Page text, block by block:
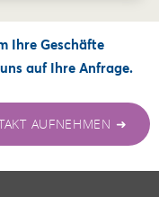
Ihre Geschäfte
auf Ihre Anfrage.
AUFNEHMEN ➜